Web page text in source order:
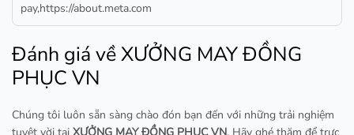
pay,https://about.meta.com
Đánh giá về XƯỞNG MAY ĐỒNG
PHỤC VN
Chúng tôi luôn sẵn sàng chào đón bạn đến với những trải nghiệm